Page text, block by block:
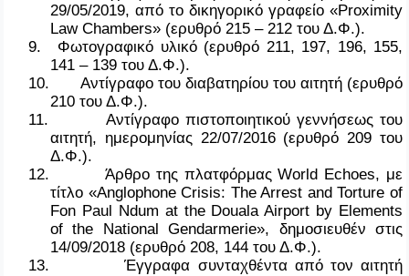
29/05/2019, από το δικηγορικό γραφείο «Proximity
Law Chambers» (ερυθρό 215 – 212 του Δ.Φ.).
9.
Φωτογραφικό υλικό (ερυθρό 211, 197, 196, 155,
141 – 139 του Δ.Φ.).
10.
Αντίγραφο του διαβατηρίου του αιτητή (ερυθρό
210 του Δ.Φ.).
11.
Αντίγραφο πιστοποιητικού γεννήσεως του
αιτητή, ημερομηνίας 22/07/2016 (ερυθρό 209 του
Δ.Φ.).
12.
Άρθρο της πλατφόρμαςWorld Echoes, με
τίτλο «Anglophone Crisis: The Arrest and Torture of
Fon Paul Ndum at the Douala Airport by Elements
of the National Gendarmerie», δημοσιευθέν στις
14/09/2018 (ερυθρό 208, 144 του Δ.Φ.).
13.
Έγγραφα συνταχθέντα από τον αιτητή